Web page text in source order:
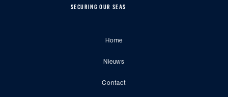
SECURING OUR SEAS
Home
Nieuws
Contact